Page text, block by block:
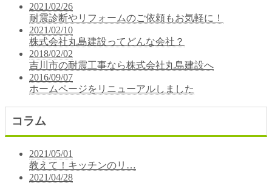
2021/02/26
耐震診断やリフォームのご依頼もお気軽に！
2021/02/10
株式会社丸島建設ってどんな会社？
2018/02/02
吉川市の耐震工事なら株式会社丸島建設へ
2016/09/07
ホームページをリニューアルしました
コラム
2021/05/01
教えて！キッチンのリ…
2021/04/28